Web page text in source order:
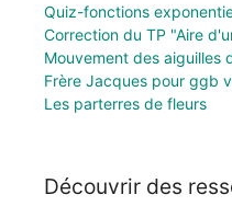
Quiz-fonctions
Correction du TP "Aire
Mouvement des aiguilles
Frère Jacques pour ggb
Les parterres de fleurs
Découvrir des